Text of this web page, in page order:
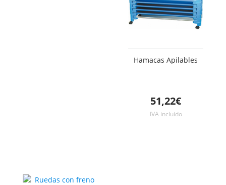
Hamacas Apilables
51,22€
IVA incluido